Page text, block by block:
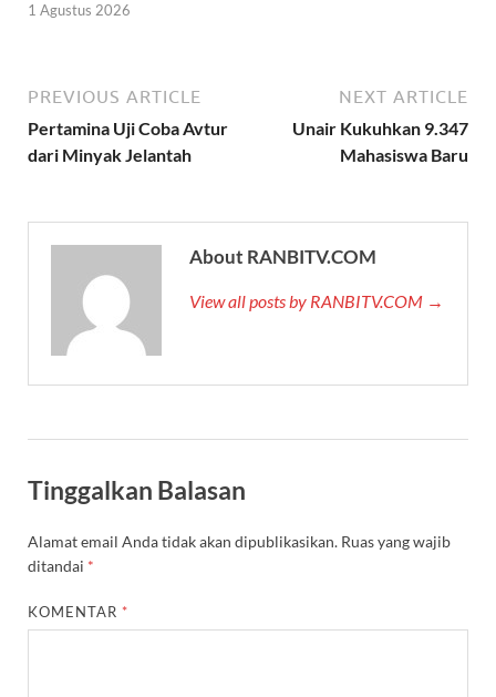
1 Agustus 2026
PREVIOUS ARTICLE
Pertamina Uji Coba Avtur
dari Minyak Jelantah
NEXT ARTICLE
Unair Kukuhkan 9.347
Mahasiswa Baru
About RANBITV.COM
View all posts by RANBITV.COM →
Tinggalkan Balasan
Alamat email Anda tidak akan dipublikasikan. Ruas yang wajib
ditandai *
KOMENTAR *